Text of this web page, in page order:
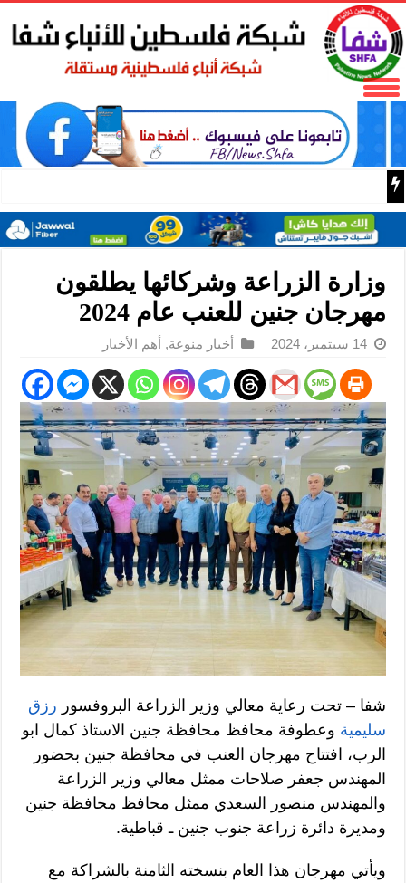
بيت لحم: قوات الاحتلال تهدم ثلاثة منازل في بلدة نحالين
وزارة الزراعة وشركائها يطلقون
مهرجان جنين للعنب عام 2024
14 سبتمبر، 2024 أخبار منوعة, أهم الأخبار
شفا – تحت رعاية معالي وزير الزراعة البروفسور رزق
سليمية وعطوفة محافظ محافظة جنين الاستاذ كمال ابو
الرب، افتتاح مهرجان العنب في محافظة جنين بحضور
المهندس جعفر صلاحات ممثل معالي وزير الزراعة
والمهندس منصور السعدي ممثل محافظ محافظة جنين
ومديرة دائرة زراعة جنوب جنين ـ قباطية.
ويأتي مهرجان هذا العام بنسخته الثامنة بالشراكة مع